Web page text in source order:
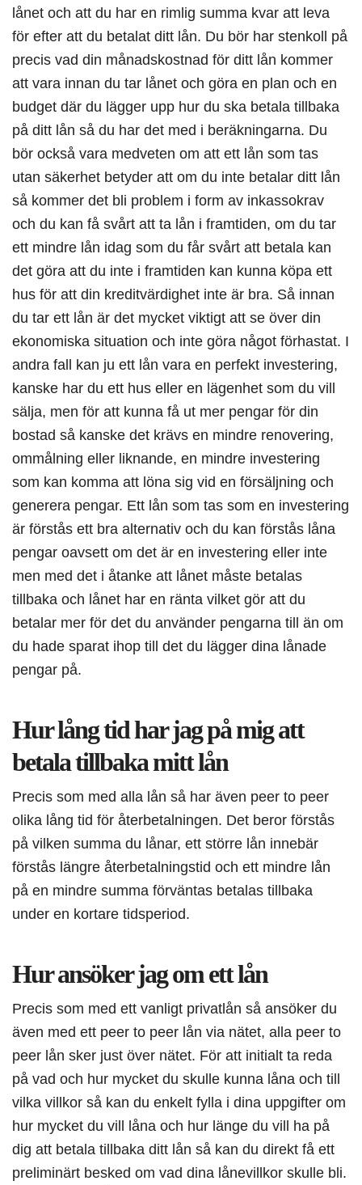
lånet och att du har en rimlig summa kvar att leva
för efter att du betalat ditt lån. Du bör har stenkoll på
precis vad din månadskostnad för ditt lån kommer
att vara innan du tar lånet och göra en plan och en
budget där du lägger upp hur du ska betala tillbaka
på ditt lån så du har det med i beräkningarna. Du
bör också vara medveten om att ett lån som tas
utan säkerhet betyder att om du inte betalar ditt lån
så kommer det bli problem i form av inkassokrav
och du kan få svårt att ta lån i framtiden, om du tar
ett mindre lån idag som du får svårt att betala kan
det göra att du inte i framtiden kan kunna köpa ett
hus för att din kreditvärdighet inte är bra. Så innan
du tar ett lån är det mycket viktigt att se över din
ekonomiska situation och inte göra något förhastat. I
andra fall kan ju ett lån vara en perfekt investering,
kanske har du ett hus eller en lägenhet som du vill
sälja, men för att kunna få ut mer pengar för din
bostad så kanske det krävs en mindre renovering,
ommålning eller liknande, en mindre investering
som kan komma att löna sig vid en försäljning och
generera pengar. Ett lån som tas som en investering
är förstås ett bra alternativ och du kan förstås låna
pengar oavsett om det är en investering eller inte
men med det i åtanke att lånet måste betalas
tillbaka och lånet har en ränta vilket gör att du
betalar mer för det du använder pengarna till än om
du hade sparat ihop till det du lägger dina lånade
pengar på.
Hur lång tid har jag på mig att
betala tillbaka mitt lån
Precis som med alla lån så har även peer to peer
olika lång tid för återbetalningen. Det beror förstås
på vilken summa du lånar, ett större lån innebär
förstås längre återbetalningstid och ett mindre lån
på en mindre summa förväntas betalas tillbaka
under en kortare tidsperiod.
Hur ansöker jag om ett lån
Precis som med ett vanligt privatlån så ansöker du
även med ett peer to peer lån via nätet, alla peer to
peer lån sker just över nätet. För att initialt ta reda
på vad och hur mycket du skulle kunna låna och till
vilka villkor så kan du enkelt fylla i dina uppgifter om
hur mycket du vill låna och hur länge du vill ha på
dig att betala tillbaka ditt lån så kan du direkt få ett
preliminärt besked om vad dina lånevillkor skulle bli.